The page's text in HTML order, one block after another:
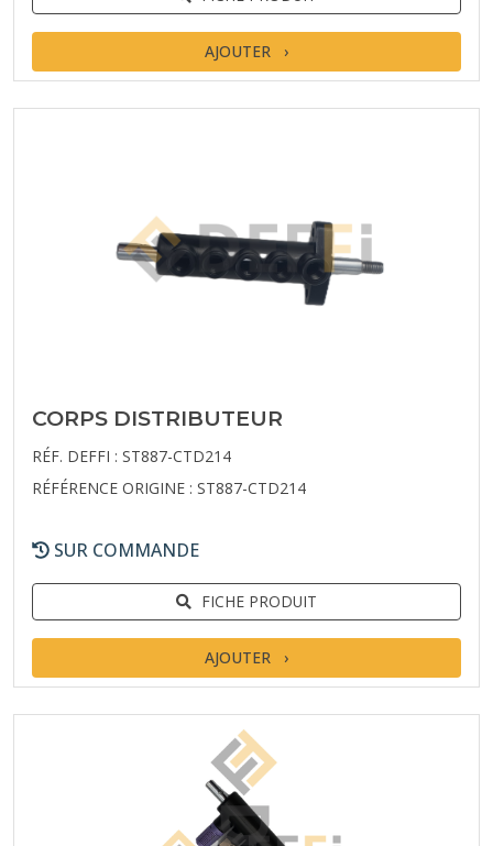
AJOUTER
CORPS DISTRIBUTEUR
RÉF. DEFFI : ST887-CTD214
RÉFÉRENCE ORIGINE : ST887-CTD214
SUR COMMANDE
FICHE PRODUIT
AJOUTER